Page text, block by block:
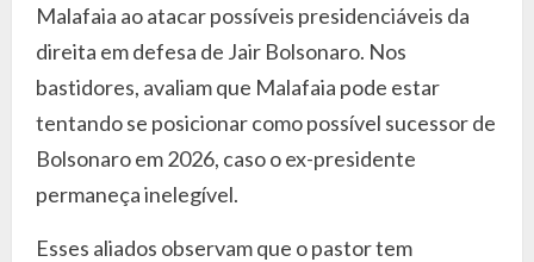
Malafaia ao atacar possíveis presidenciáveis da
direita em defesa de Jair Bolsonaro. Nos
bastidores, avaliam que Malafaia pode estar
tentando se posicionar como possível sucessor de
Bolsonaro em 2026, caso o ex-presidente
permaneça inelegível.
Esses aliados observam que o pastor tem